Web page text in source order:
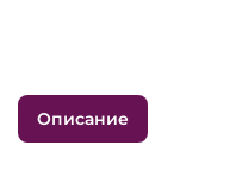
Описание